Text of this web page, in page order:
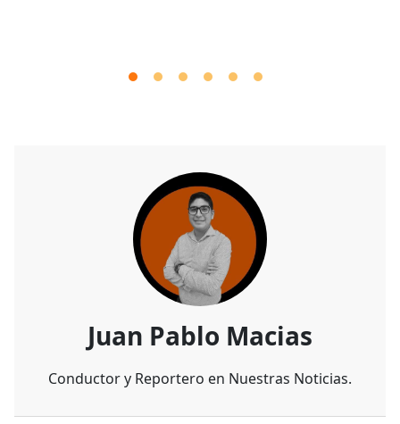
Juan Pablo Macias
Conductor y Reportero en Nuestras Noticias.